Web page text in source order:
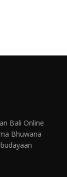
Bali Online
Bhuwana